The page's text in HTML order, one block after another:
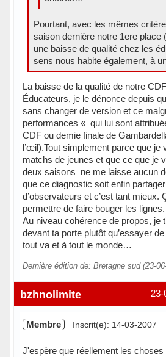
Pourtant, avec les mêmes
saison dernière notre 1ere place
une baisse de qualité chez les
sens nous habite également, à
La baisse de la qualité de notre
Éducateurs, je le dénonce depuis
sans changer de version et ce
performances « qui lui sont
CDF ou demie finale de
l’œil).Tout simplement parce que je
matchs de jeunes et que ce que je
deux saisons ne me laisse aucun
que ce diagnostic soit enfin
d’observateurs et c’est tant mieux.
permettre de faire bouger les
Au niveau cohérence de propos, je
devant ta porte plutôt qu’essayer
tout va et à tout le monde…
Dernière édition de: Bretagne sud (23-
23-
bzhnolimite
Membre Inscrit(e): 14-03-2007
J'espère que réellement les